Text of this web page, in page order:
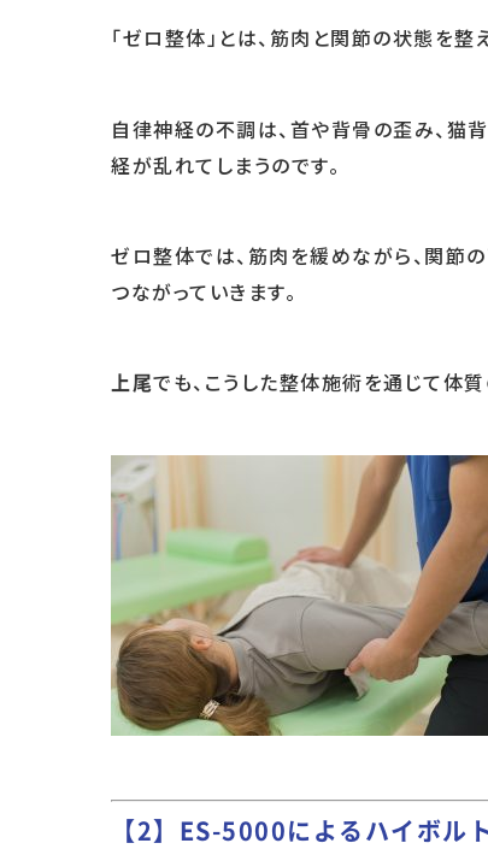
「ゼロ整体」とは、筋肉と関節の状態を整え
自律神経の不調は、首や背骨の歪み、猫
経が乱れてしまうのです。
ゼロ整体では、筋肉を緩めながら、関節
つながっていきます。
上尾でも、こうした整体施術を通じて体
【2】ES-5000によるハイボル